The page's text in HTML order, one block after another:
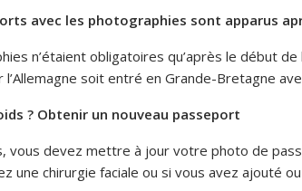
avec les photographies sont apparus
n’étaient obligatoires qu’après le début
l’Allemagne soit entré en Grande-Bretagne
? Obtenir un nouveau passeport
vous devez mettre à jour votre photo de
une chirurgie faciale ou si vous avez ajouté